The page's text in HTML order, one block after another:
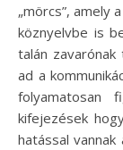
„mörcs”, amely
köznyelvbe is
talán
ad a
folyamatosan
kifejezések
hatással